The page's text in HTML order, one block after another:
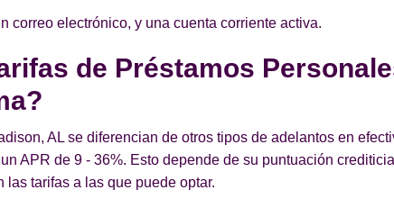
correo electrónico, y una cuenta corriente activa.
de Préstamos
AL se diferencian de otros tipos de adelantos en
APR de 9 - 36%. Esto depende de su puntuación
tarifas a las que puede optar.